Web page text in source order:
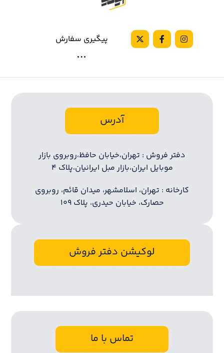
پیگیری سفارش
آدرس
دفتر فروش : تهران،خیابان حافظ،روبروی بازار
موبایل ایران،بازار مبل ایرانیان،پلاک ۴
کارخانه : تهران، اسلامشهر، میدان قائم، روبروی
حصارک، خیابان حیدری، پلاک ۱۰۹
لوکیشن دفتر فروش
تماس با ما